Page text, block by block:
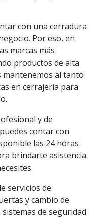
con una cerradura
Por eso, en
marcas más
productos de alta
mantenemos al tanto
en cerrajería para
y de
contar con
las 24 horas
brindarte asistencia
servicios de
y cambio de
de seguridad